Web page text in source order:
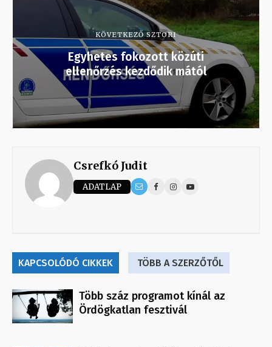
KÖVETKEZŐ SZTORI
Egyhetes fokozott közúti
ellenőrzés kezdődik mától
Csrefkó Judit
ADATLAP
KAPCSOLÓDÓ CIKKEK TÖBB A SZERZŐTŐL
Több száz programot kínál az
Ördögkatlan fesztivál